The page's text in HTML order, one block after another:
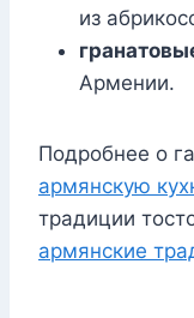
из
Армении.
Подробнее о
армянскую
традиции
армянские